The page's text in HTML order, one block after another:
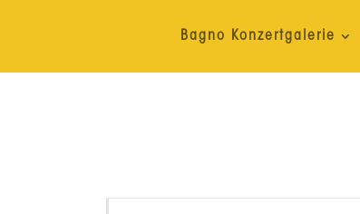
Bagno Konzertgalerie